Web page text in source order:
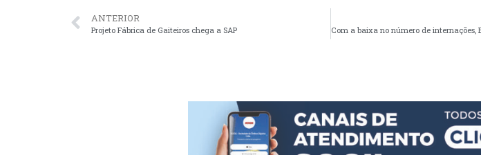
ANTERIOR
Projeto Fábrica de Gaiteiros chega a SAP